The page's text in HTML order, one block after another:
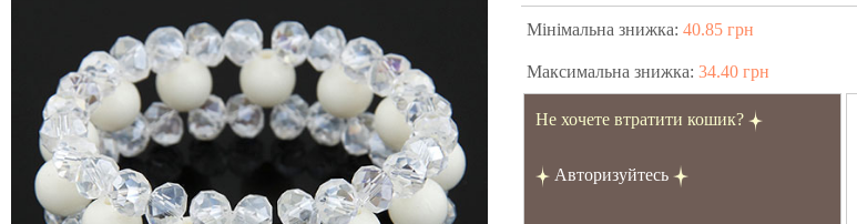
Мінімальна знижка: 40.85 грн
Максимальна знижка: 34.40 грн
Не хочете втратити кошик?
Авторизуйтесь